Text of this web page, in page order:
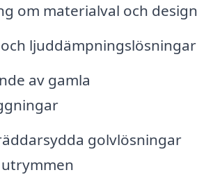
om materialval och design
ljuddämpningslösningar
av gamla
golvlösningar